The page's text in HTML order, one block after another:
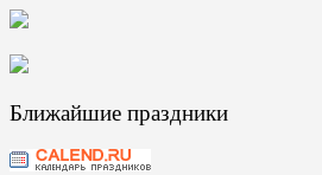
Ближайшие праздники